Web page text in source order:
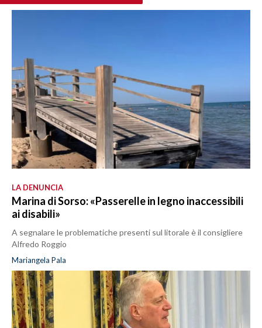
LA DENUNCIA
Marina di Sorso: «Passerelle in legno inaccessibili
ai disabili»
A segnalare le problematiche presenti sul litorale è il consigliere
Alfredo Roggio
Mariangela Pala